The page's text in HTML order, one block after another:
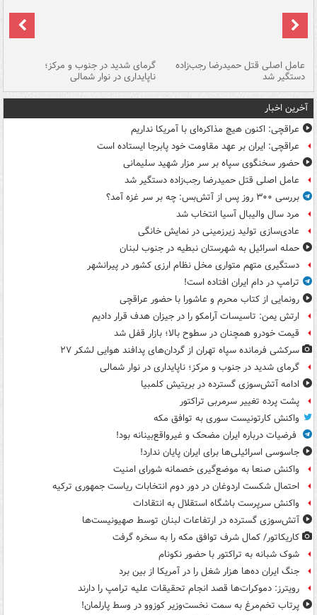
عامل اصلی قتل حمیدرضا رجب‌زاده
دستگیر شد
گرمای شدید در جنوب و مرکز؛
ناپایداری در نوار شمالی
آخرین اخبار
عراقچی: اکنون هیچ مذاکره‌ای با آمریکا نداریم
عراقچی: ایران بر عهد مقاومت خود پابرجا ایستاده است
حضور سخنگوی سپاه بر سر مزار شهید سلیمانی
عامل اصلی قتل حمیدرضا رجب‌زاده دستگیر شد
بررسی ۳۰۰ روز پس از آتش‌بس: چه بر سر غزه آمد؟
مرد سال والیبال آسیا انتخاب شد
عادی‌سازی تولید زیرزمینی در نمایش خانگی
حمله اسرائیل به شهرستان نبطیه در جنوب لبنان
دستگیری متهم متواری مخل نظام ارزی کشور در پیرانشهر
ترامپ در دام ایران افتاده است!
رونمایی از کتاب محرم و عاشورا با حضور عراقچی
ارتش یمن: تاسیسات آرامکو را در جیزان هدف قرار دادیم
قیمت خودرو همچنان در سطوح بالا؛ بازار قفل شد
سرکشی فرمانده سپاه تهران از گردان‌های پدافند هوایی لشکر ۲۷
گرمای شدید در جنوب و مرکز؛ ناپایداری در نوار شمالی
ادامه آتش‌سوزی گسترده در بریتیش کلمبیا
پشت پرده تغییر سرمربی تراکتور
واکنش کارتونیست سوری به توافق مکه
فرضیات درباره ایران مضحک و غیرواقع‌بینانه بود!
جاسوسی اسرائیلی‌ها برای ایران پایان ندارد!
واکنش صنعا به موضع‌گیری خصمانه شورای امنیت
احتمال شکست اردوغان در دور دوم انتخابات ریاست جمهوری ترکیه
واکنش سرپرست باشگاه استقلال به انتقادات
آتش‌سوزی گسترده در ارتفاعات لبنان توسط صهیونیست‌ها
کاریکاتور/ کمال شرف توافق مکه را به سخره گرفت
شوک شبانه به تراکتور با حضور نکونام
جنگ ایران ده‌ها هزار شغل را در آمریکا از بین برد
رویترز: دموکرات‌ها قصد انجام تحقیقات علیه ترامپ را دارند
پرتاب تخم‌مرغ به سمت نخست‌وزیر کوزوو در وسط پارلمان!